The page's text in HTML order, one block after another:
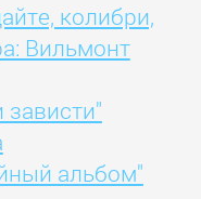
колибри,
Вильмонт
зависти"
альбом"